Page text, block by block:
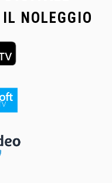
NOLEGGIO